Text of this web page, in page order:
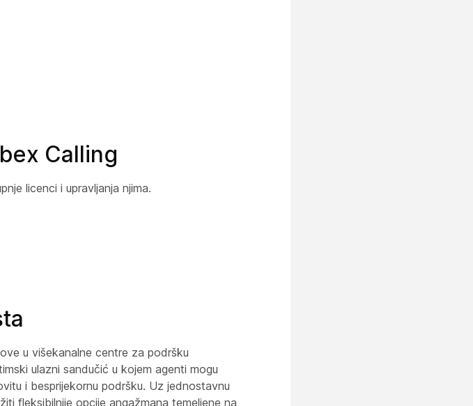
Calling
licenci i upravljanja njima.
u višekanalne centre za podršku
ulazni sandučić u kojem agenti mogu
i besprijekornu podršku. Uz jednostavnu
fleksibilnije opcije angažmana temeljene na